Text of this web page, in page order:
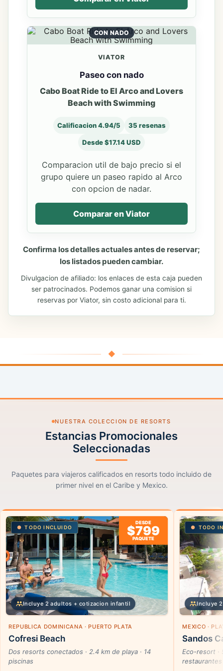
CON NADO
VIATOR
Paseo con nado
Cabo Boat Ride to El Arco and Lovers
Beach with Swimming
Calificacion 4.94/5 35 resenas
Desde $17.14 USD
Comparacion util de bajo precio si el
grupo quiere un paseo rapido al Arco
con opcion de nadar.
Comparar en Viator
Confirma los detalles actuales antes de reservar;
los listados pueden cambiar.
Divulgacion de afiliado: los enlaces de esta caja pueden
ser patrocinados. Podemos ganar una comision si
reservas por Viator, sin costo adicional para ti.
◆
NUESTRA COLECCION DE RESORTS
Estancias Promocionales
Seleccionadas
Paquetes para viajeros calificados en resorts todo incluido de
primer nivel en el Caribe y Mexico.
TODO INCLUIDO
DESDE
$799
PAQUETE
Incluye 2 adultos + cotizacion infantil
REPUBLICA DOMINICANA · PUERTO PLATA
Cofresi Beach
Dos resorts conectados · 2.4 km de playa · 14
piscinas
TODO
Incluye
MEXICO ·
Sandos
Eco-resort ·
restaurantes